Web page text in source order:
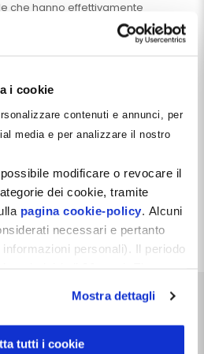
i cookie
contenuti e annunci, per
media e per analizzare il nostro
modificare o revocare il
dei cookie, tramite
pagina cookie-policy. Alcuni
necessari e pertanto
personali). Il periodo
contatti-dentista-
Mostra dettagli
tutti i cookie
che hanno effettivamente
una riflessione sui
della delega, della
difficoltà organizzative dello
come molte
riconducibili alle persone
nel sistema organizzativo
operano. L'obiettivo non è
ma comprendere
e le cause reali
frequentemente di quanto
Leggi tutto